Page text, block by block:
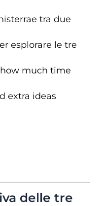
tra due
esplorare le tre
much time
extra ideas
delle tre